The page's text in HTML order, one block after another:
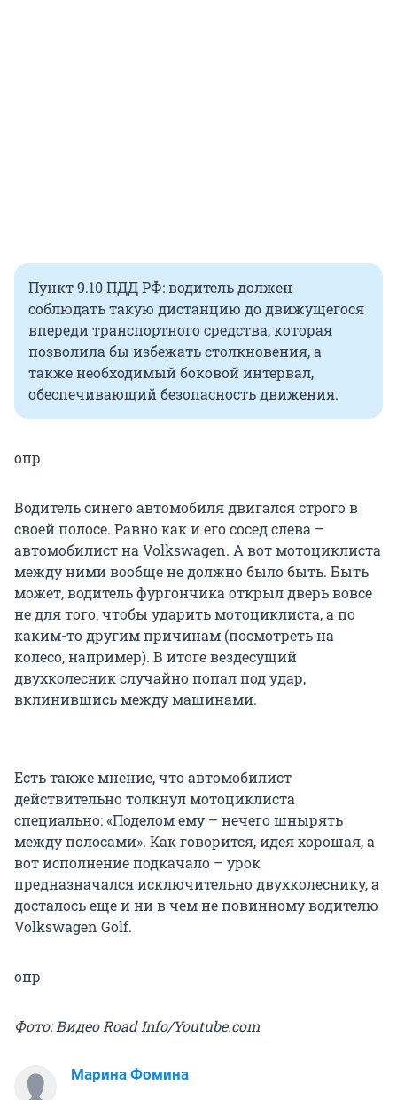
Пункт 9.10 ПДД РФ: водитель должен
соблюдать такую дистанцию до движущегося
впереди транспортного средства, которая
позволила бы избежать столкновения, а
также необходимый боковой интервал,
обеспечивающий безопасность движения.
опр
Водитель синего автомобиля двигался строго в
своей полосе. Равно как и его сосед слева –
автомобилист на Volkswagen. А вот мотоциклиста
между ними вообще не должно было быть. Быть
может, водитель фургончика открыл дверь вовсе
не для того, чтобы ударить мотоциклиста, а по
каким-то другим причинам (посмотреть на
колесо, например). В итоге вездесущий
двухколесник случайно попал под удар,
вклинившись между машинами.
Есть также мнение, что автомобилист
действительно толкнул мотоциклиста
специально: «Поделом ему – нечего шнырять
между полосами». Как говорится, идея хорошая, а
вот исполнение подкачало – урок
предназначался исключительно двухколеснику, а
досталось еще и ни в чем не повинному водителю
Volkswagen Golf.
опр
Фото: Видео Road Info/Youtube.com
Марина Фомина